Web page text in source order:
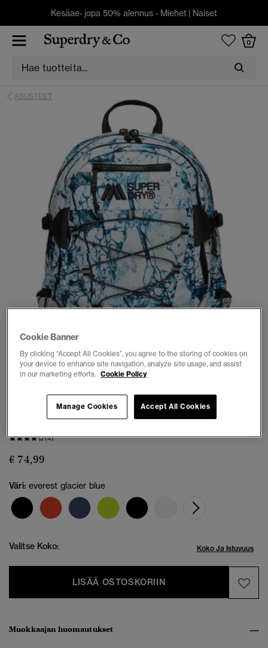
Kesäae- jopa 50% alennus - Miehet | Naiset
0
ASUSTEET
1 2 3 4 5 6 7
Outdoor 28L Reppu
(4)
€ 74,99
Väri: everest glacier blue
Valitse Koko: Koko Ja Istuvuus
LISÄÄ OSTOSKORIIN
Muokkaajan huomautukset
Cookie Banner
By clicking “Accept All Cookies”, you agree to the storing of cookies on
your device to enhance site navigation, analyze site usage, and assist
in our marketing efforts. Cookie Policy
Accept All Cookies
Manage Cookies